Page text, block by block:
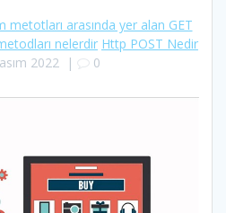
metotları arasında yer alan GET
nelerdir Http POST Nedir
2022| 0